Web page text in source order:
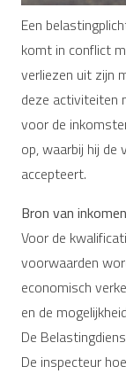
Een
komt in conflict
verliezen uit zijn
deze activiteiten
voor de
op, waarbij hij
accepteert.
Bron van inkomen
Voor de
voorwaarden
economisch
en de
De
De inspecteur